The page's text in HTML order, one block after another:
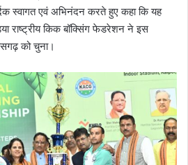
स्वागत एवं अभिनंदन करते हुए कहा कि यह
राष्ट्रीय किक बॉक्सिंग फेडरेशन ने इस
को चुना।